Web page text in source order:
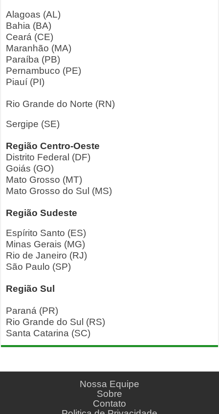
Alagoas (AL)
Bahia (BA)
Ceará (CE)
Maranhão (MA)
Paraíba (PB)
Pernambuco (PE)
Piauí (PI)
Rio Grande do Norte (RN)
Sergipe (SE)
Região Centro-Oeste
Distrito Federal (DF)
Goiás (GO)
Mato Grosso (MT)
Mato Grosso do Sul (MS)
Região Sudeste
Espírito Santo (ES)
Minas Gerais (MG)
Rio de Janeiro (RJ)
São Paulo (SP)
Região Sul
Paraná (PR)
Rio Grande do Sul (RS)
Santa Catarina (SC)
Nossa Equipe
Sobre
Contato